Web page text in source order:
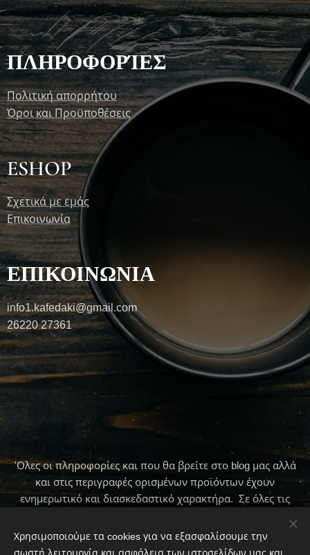
ΠΛΗΡΟΦΟΡΊΕΣ
Πολιτική απορρήτου
Όροι και Προϋποθέσεις
ESHOP
Σχετικά με εμάς
Επικοινωνία
ΕΠΙΚΟΙΝΩΝΙΑ
info1.kafedaki@gmail.com
26220 27361
'Ολες οι πληροφορίες και που θα βρείτε στο blog μας αλλά
και στις περιγραφές ορισμένων προϊόντων έχουν
ενημερωτικό και διασκεδαστικό χαρακτήρα. Σε όλες τις
Χρησιμοποιούμε τα cookies για να εξασφαλίσουμε την